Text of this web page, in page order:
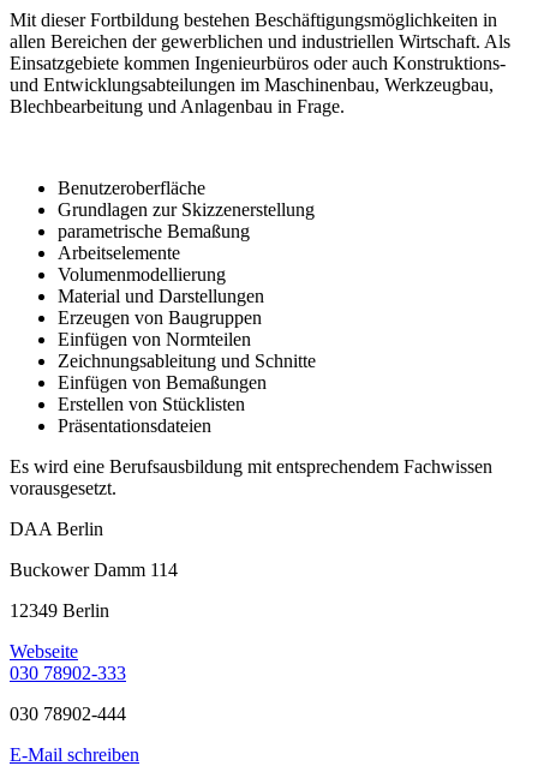
Mit dieser Fortbildung bestehen Beschäftigungsmöglichkeiten in
allen Bereichen der gewerblichen und industriellen Wirtschaft. Als
Einsatzgebiete kommen Ingenieurbüros oder auch Konstruktions-
und Entwicklungsabteilungen im Maschinenbau, Werkzeugbau,
Blechbearbeitung und Anlagenbau in Frage.
Benutzeroberfläche
Grundlagen zur Skizzenerstellung
parametrische Bemaßung
Arbeitselemente
Volumenmodellierung
Material und Darstellungen
Erzeugen von Baugruppen
Einfügen von Normteilen
Zeichnungsableitung und Schnitte
Einfügen von Bemaßungen
Erstellen von Stücklisten
Präsentationsdateien
Es wird eine Berufsausbildung mit entsprechendem Fachwissen
vorausgesetzt.
DAA Berlin
Buckower Damm 114
12349 Berlin
Webseite
030 78902-333
030 78902-444
E-Mail schreiben